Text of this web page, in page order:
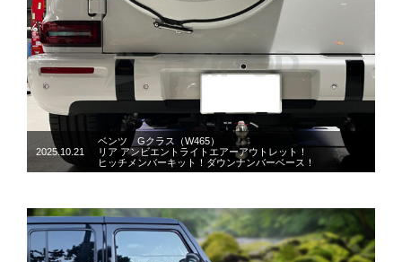
2025.10.21
ベンツ Gクラス（W465）
リア アンビエントライトエアーアウトレット！
ヒッチメンバーキット！ダウンナンバーベース！